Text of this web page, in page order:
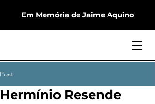
Em Memória de Jaime Aquino
Post
Hermínio Resende